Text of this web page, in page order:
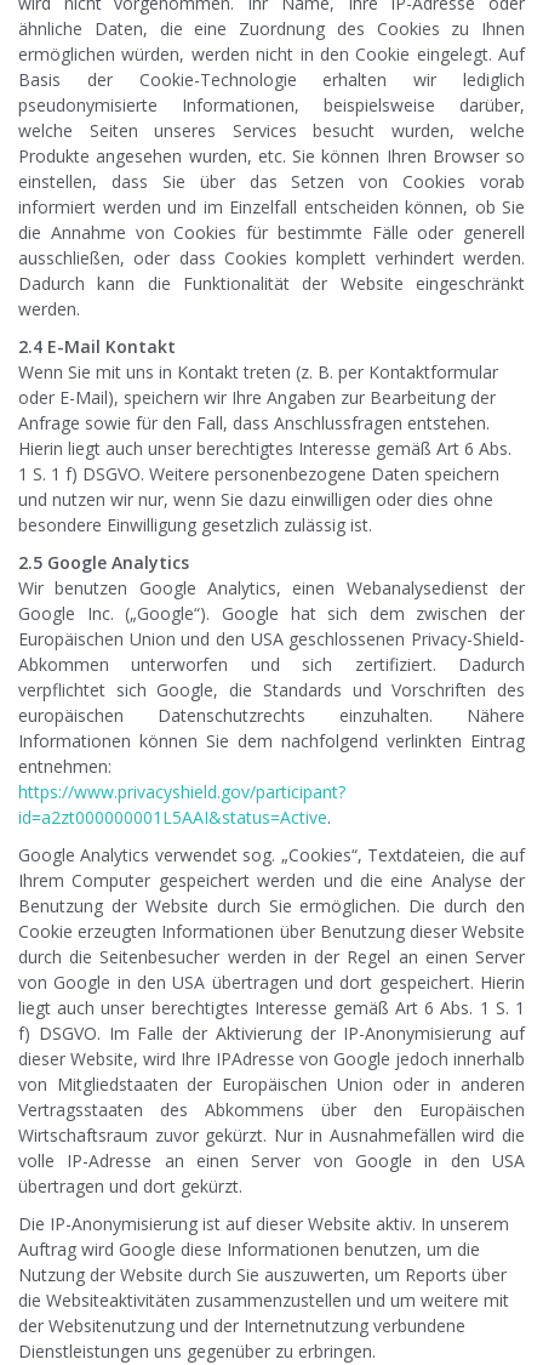
ähnliche Daten, die eine Zuordnung des Cookies zu Ihnen
ermöglichen würden, werden nicht in den Cookie eingelegt. Auf
Basis der Cookie-Technologie erhalten wir lediglich
pseudonymisierte Informationen, beispielsweise darüber,
welche Seiten unseres Services besucht wurden, welche
Produkte angesehen wurden, etc. Sie können Ihren Browser so
einstellen, dass Sie über das Setzen von Cookies vorab
informiert werden und im Einzelfall entscheiden können, ob Sie
die Annahme von Cookies für bestimmte Fälle oder generell
ausschließen, oder dass Cookies komplett verhindert werden.
Dadurch kann die Funktionalität der Website eingeschränkt
werden.
2.4 E-Mail Kontakt
Wenn Sie mit uns in Kontakt treten (z. B. per Kontaktformular
oder E-Mail), speichern wir Ihre Angaben zur Bearbeitung der
Anfrage sowie für den Fall, dass Anschlussfragen entstehen.
Hierin liegt auch unser berechtigtes Interesse gemäß Art 6 Abs.
1 S. 1 f) DSGVO. Weitere personenbezogene Daten speichern
und nutzen wir nur, wenn Sie dazu einwilligen oder dies ohne
besondere Einwilligung gesetzlich zulässig ist.
2.5 Google Analytics
Wir benutzen Google Analytics, einen Webanalysedienst der
Google Inc. („Google“). Google hat sich dem zwischen der
Europäischen Union und den USA geschlossenen Privacy-Shield-
Abkommen unterworfen und sich zertifiziert. Dadurch
verpflichtet sich Google, die Standards und Vorschriften des
europäischen Datenschutzrechts einzuhalten. Nähere
Informationen können Sie dem nachfolgend verlinkten Eintrag
entnehmen:
https://www.privacyshield.gov/participant?
id=a2zt000000001L5AAI&status=Active.
Google Analytics verwendet sog. „Cookies“, Textdateien, die auf
Ihrem Computer gespeichert werden und die eine Analyse der
Benutzung der Website durch Sie ermöglichen. Die durch den
Cookie erzeugten Informationen über Benutzung dieser Website
durch die Seitenbesucher werden in der Regel an einen Server
von Google in den USA übertragen und dort gespeichert. Hierin
liegt auch unser berechtigtes Interesse gemäß Art 6 Abs. 1 S. 1
f) DSGVO. Im Falle der Aktivierung der IP-Anonymisierung auf
dieser Website, wird Ihre IPAdresse von Google jedoch innerhalb
von Mitgliedstaaten der Europäischen Union oder in anderen
Vertragsstaaten des Abkommens über den Europäischen
Wirtschaftsraum zuvor gekürzt. Nur in Ausnahmefällen wird die
volle IP-Adresse an einen Server von Google in den USA
übertragen und dort gekürzt.
Die IP-Anonymisierung ist auf dieser Website aktiv. In unserem
Auftrag wird Google diese Informationen benutzen, um die
Nutzung der Website durch Sie auszuwerten, um Reports über
die Websiteaktivitäten zusammenzustellen und um weitere mit
der Websitenutzung und der Internetnutzung verbundene
Dienstleistungen uns gegenüber zu erbringen.